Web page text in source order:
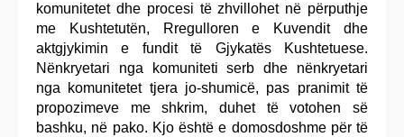
komunitetet dhe procesi të zhvillohet në përputhje
me Kushtetutën, Rregulloren e Kuvendit dhe
aktgjykimin e fundit të Gjykatës Kushtetuese.
Nënkryetari nga komuniteti serb dhe nënkryetari
nga komunitetet tjera jo-shumicë, pas pranimit të
propozimeve me shkrim, duhet të votohen së
bashku, në pako. Kjo është e domosdoshme për të